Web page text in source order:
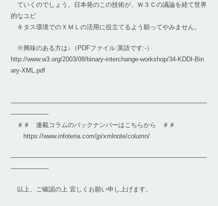
ていくのでしょう。日本発のこの技術が、Ｗ３Ｃの議論を経て世界
的なユビ
キタス環境でのＸＭＬの活用に役立てるよう願ってやみません。
※興味のある方は↓（PDFファイル:英語です:-）
http://www.w3.org/2003/08/binary-interchange-workshop/34-KDDI-Bin
ary-XML.pdf
―――――――――――――――――――――――――――――――
――――――
＃＃ 連載コラムのバックナンバーはこちらから ＃＃
https://www.infoteria.com/jp/xmlnote/column/
―――――――――――――――――――――――――――――――
――――――
以上、ご確認の上 宜しくお願い申し上げます。